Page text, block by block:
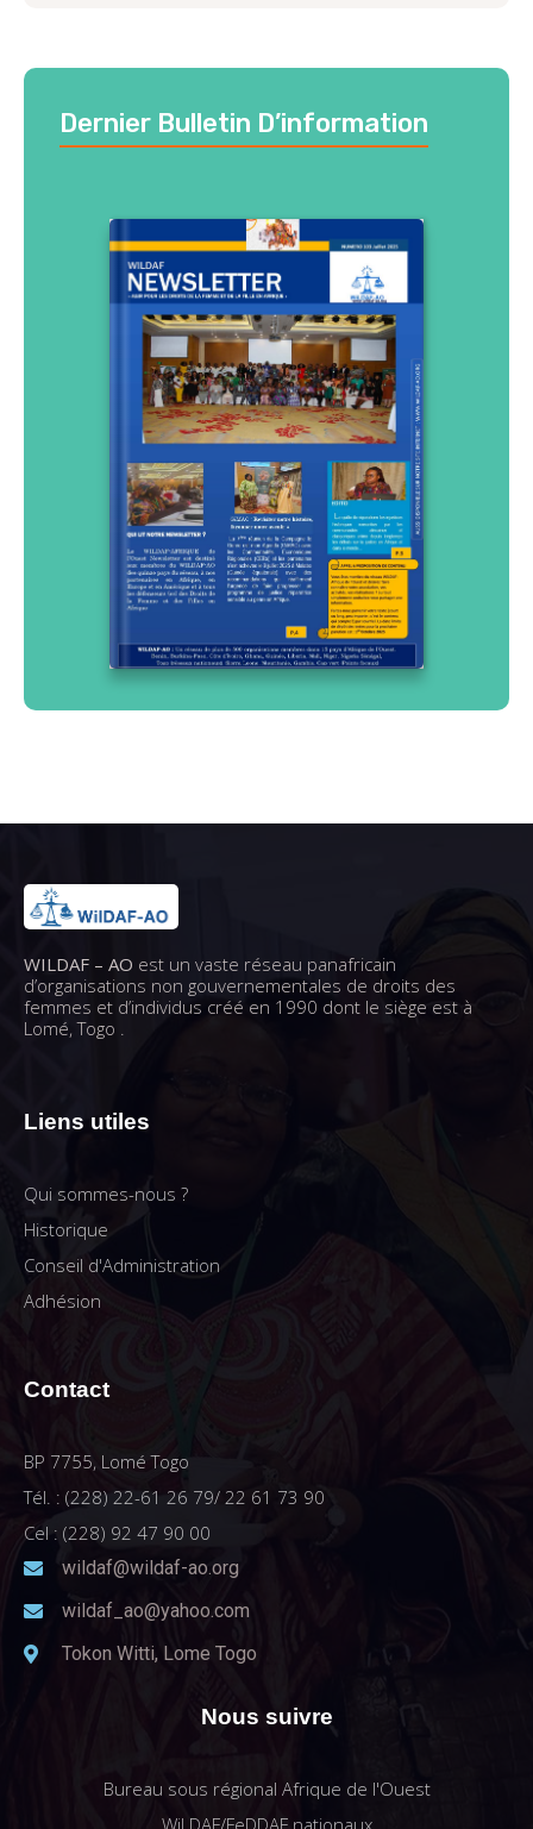
Dernier Bulletin D’information
WILDAF – AO est un vaste réseau panafricain
d’organisations non gouvernementales de droits des
femmes et d’individus créé en 1990 dont le siège est à
Lomé, Togo .
Liens utiles
Qui sommes-nous ?
Historique
Conseil d'Administration
Adhésion
Contact
BP 7755, Lomé Togo
Tél. : (228) 22-61 26 79/ 22 61 73 90
Cel : (228) 92 47 90 00
wildaf@wildaf-ao.org
wildaf_ao@yahoo.com
Tokon Witti, Lome Togo
Nous suivre
Bureau sous régional Afrique de l'Ouest
WiLDAF/FeDDAF nationaux